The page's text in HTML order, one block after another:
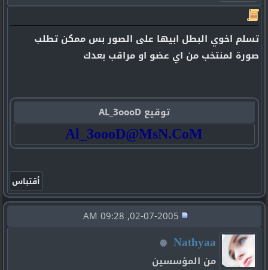
تسلم اخوي البطل ابيها على الصور بس ممكن تطلب
صورة لمنتخب من اي عضو او مراقب بعدك
توقيع AL_3oooD
Al_3oooD@MsN.CoM
02-07-2005, 09:28 AM
Nathyaa
من المؤسسين